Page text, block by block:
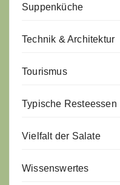
Suppenküche
Technik & Architektur
Tourismus
Typische Resteessen
Vielfalt der Salate
Wissenswertes